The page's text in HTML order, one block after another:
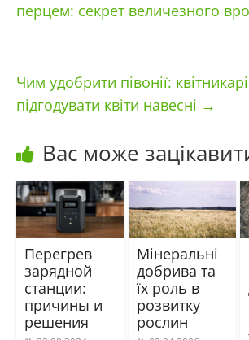
перцем: секрет величезного
Чим удобрити півонії:
підгодувати квіти навесні →
Вас може
Перегрев
зарядной
станции:
причины и
решения
Мінеральні
добрива та
їх роль в
розвитку
рослин